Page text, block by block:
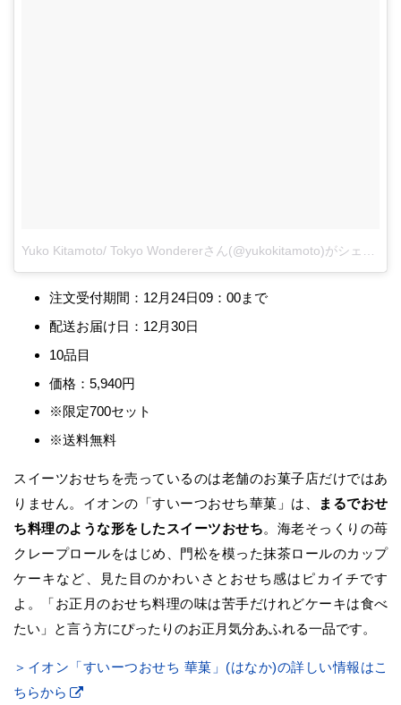
注文受付期間：12月24日09：00まで
配送お届け日：12月30日
10品目
価格：5,940円
※限定700セット
※送料無料
スイーツおせちを売っているのは老舗のお菓子店だけではあ
りません。イオンの「すいーつおせち華菓」は、
まるでおせ
ち料理のような形をしたスイーツおせち。海老そっくりの苺
クレープロールをはじめ、門松を模った抹茶ロールのカップ
ケーキなど、見た目のかわいさとおせち感はピカイチです
よ。「お正月のおせち料理の味は苦手だけれどケーキは食べ
たい」と言う方にぴったりのお正月気分あふれる一品です。
＞イオン「すいーつおせち 華菓」(はなか)の詳しい情報はこ
ちらから